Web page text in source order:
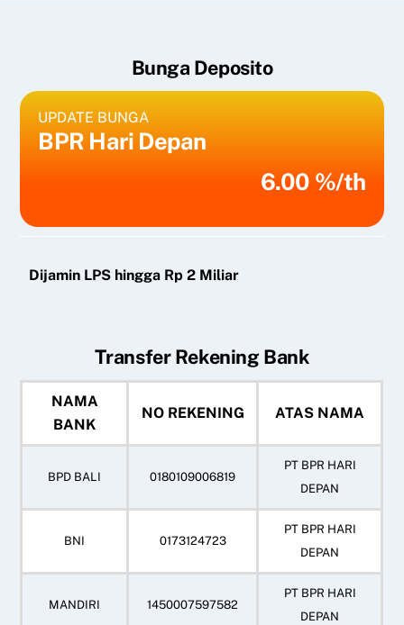
Bunga Deposito
UPDATE BUNGA
BPR Hari Depan
6.00 %/th
Dijamin LPS hingga Rp 2 Miliar
Transfer Rekening Bank
NAMA
BANK
NO REKENING ATAS NAMA
BPD BALI 0180109006819
PT BPR HARI
DEPAN
BNI 0173124723
PT BPR HARI
DEPAN
MANDIRI 1450007597582
PT BPR HARI
DEPAN